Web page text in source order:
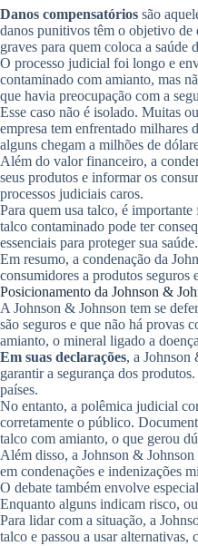
Danos compensatórios são
danos punitivos têm o objetivo de
graves para quem coloca a saúde
O processo judicial foi longo e
contaminado com amianto, mas
que havia preocupação com a
Esse caso não é isolado. Muitas
empresa tem enfrentado milhares
alguns chegam a milhões de
Além do valor financeiro, a
seus produtos e informar os
processos judiciais caros.
Para quem usa talco, é
talco contaminado pode ter
essenciais para proteger sua saúde.
Em resumo, a condenação da
consumidores a produtos seguros
Posicionamento da Johnson &
A Johnson & Johnson tem se
são seguros e que não há provas
amianto, o mineral ligado a
Em suas declarações, a Johnson
garantir a segurança dos
países.
No entanto, a polêmica judicial
corretamente o público.
talco com amianto, o que gerou
Além disso, a Johnson & Johnson
em condenações e indenizações
O debate também envolve
Enquanto alguns indicam risco,
Para lidar com a situação, a
talco e passou a usar alternativas,